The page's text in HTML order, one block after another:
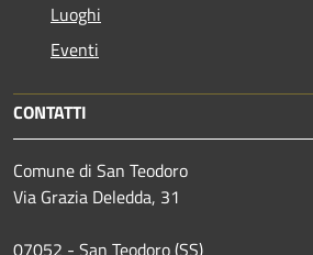
Luoghi
Eventi
CONTATTI
Comune di San Teodoro
Via Grazia Deledda, 31